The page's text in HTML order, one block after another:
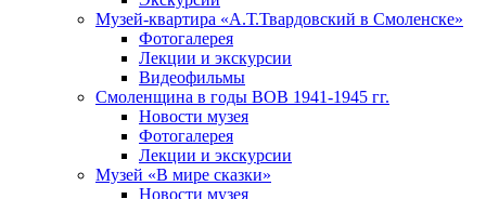
Музей-квартира «А.Т.Твардовский в Смоленске»
Фотогалерея
Лекции и экскурсии
Видеофильмы
Смоленщина в годы ВОВ 1941-1945 гг.
Новости музея
Фотогалерея
Лекции и экскурсии
Музей «В мире сказки»
Новости музея